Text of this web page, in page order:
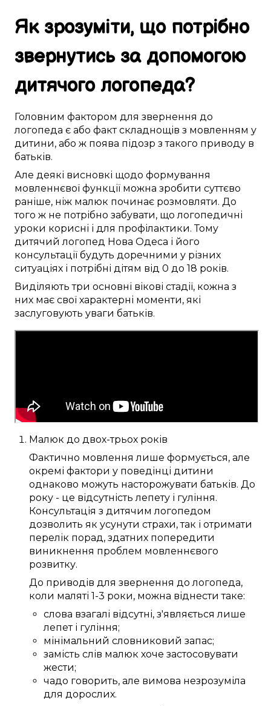
Як зрозуміти, що потрібно
звернутись за допомогою
дитячого логопеда?
Головним фактором для звернення до
логопеда є або факт складнощів з мовленням у
дитини, або ж поява підозр зтакого приводу в
батьків.
Але деякі висновкі щодо формування
мовленнєвої функції можна зробити суттєво
раніше, ніж малюк починає розмовляти. До
того ж не потрібно забувати, що логопедичні
уроки корисні і для профілактики.Тому
дитячий логопед Нова Одеса і його
консультації будуть доречними у різних
ситуаціях і потрібні дітям від 0 до 18 років.
Виділяютьтри основні вікові стадії, кожна з
них має свої характерні моменти, які
заслуговують уваги батьків.
Малюк до двох-трьох років
Фактично мовлення лише формується, але
окремі фактори у поведінці дитини
однаково можуть насторожувати батьків. До
року - це відсутністьлепету і гуління.
Консультація з дитячим логопедом
дозволить як усунути страхи, так і отримати
перелік порад, здатних попередити
виникнення проблем мовленнєвого
розвитку.
До приводів для звернення дологопеда,
коли маляті 1-3 роки, можна віднести таке:
слова взагалі відсутні, з'являється лише
лепеті гуління;
мінімальний словниковий запас;
замість слів малюк хоче застосовувати
жести;
чадо говорить, але вимова незрозуміла
для дорослих.